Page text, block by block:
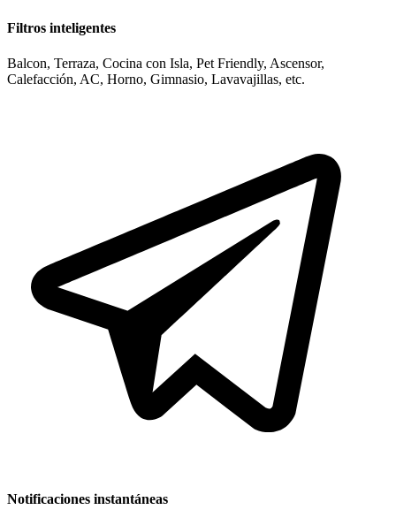
Filtros inteligentes
Balcon, Terraza, Cocina con Isla, Pet Friendly, Ascensor,
Calefacción, AC, Horno, Gimnasio, Lavavajillas, etc.
Notificaciones instantáneas